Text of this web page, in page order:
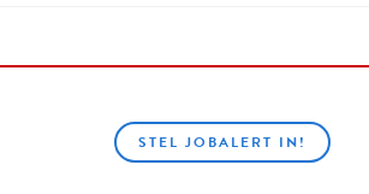
STEL JOBALERT IN!